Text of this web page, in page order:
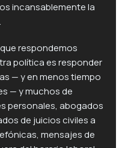
incansablemente la
respondemos
política es responder
— y en menos tiempo
— y muchos de
personales, abogados
de juicios civiles a
mensajes de